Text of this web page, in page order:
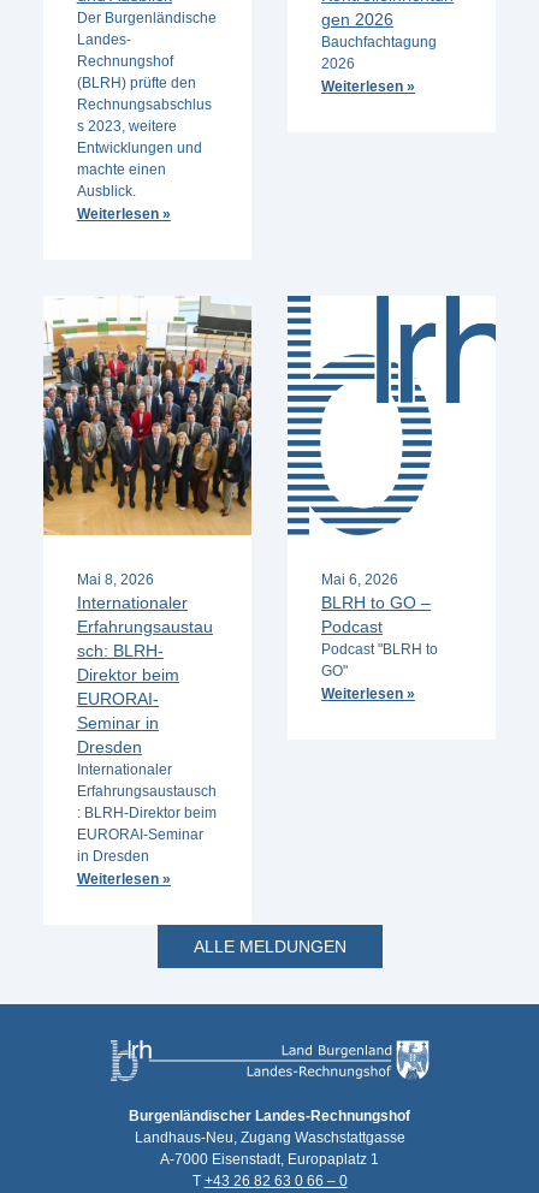
Der Burgenländische
Landes-
Rechnungshof
(BLRH) prüfte den
Rechnungsabschlus
s 2023, weitere
Entwicklungen und
machte einen
Ausblick.
Weiterlesen »
gen 2026
Bauchfachtagung
2026
Weiterlesen »
Mai 8, 2026
Internationaler
Erfahrungsaustau
sch: BLRH-
Direktor beim
EURORAI-
Seminar in
Dresden
Internationaler
Erfahrungsaustausch
: BLRH-Direktor beim
EURORAI-Seminar
in Dresden
Weiterlesen »
Mai 6, 2026
BLRH to GO –
Podcast
Podcast "BLRH to
GO"
Weiterlesen »
ALLE MELDUNGEN
Burgenländischer Landes-Rechnungshof
Landhaus-Neu, Zugang Waschstattgasse
A-7000 Eisenstadt, Europaplatz 1
T +43 26 82 63 0 66 – 0